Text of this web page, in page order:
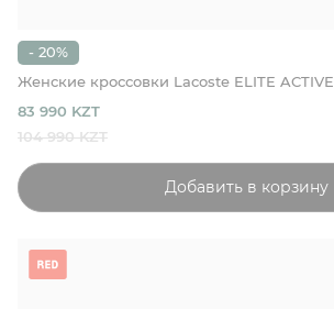
- 20%
Женские кроссовки Lacoste ELITE ACTIVE
83 990 KZT
104 990 KZT
Добавить в корзину